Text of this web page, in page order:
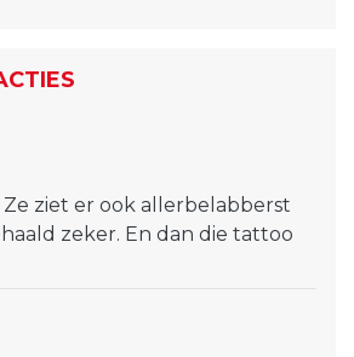
ziet er ook allerbelabberst
zeker. En dan die tattoo